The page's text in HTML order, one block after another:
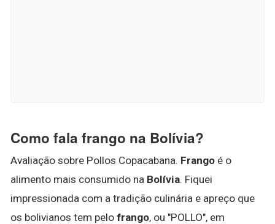
Como fala frango na Bolívia?
Avaliação sobre Pollos Copacabana. Frango é o
alimento mais consumido na Bolívia. Fiquei
impressionada com a tradição culinária e apreço que
os bolivianos tem pelo frango, ou "POLLO", em